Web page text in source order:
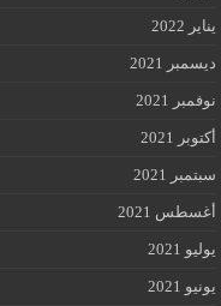
يناير 2022
ديسمبر 2021
نوفمبر 2021
أكتوبر 2021
سبتمبر 2021
أغسطس 2021
يوليو 2021
يونيو 2021